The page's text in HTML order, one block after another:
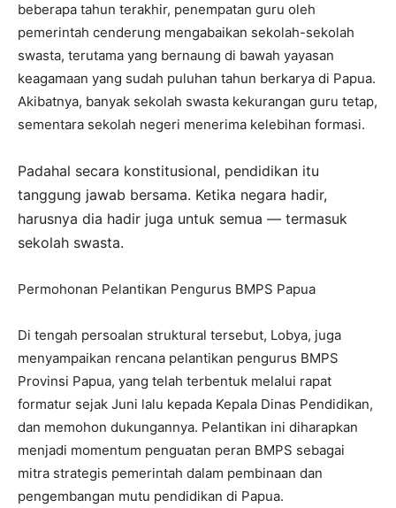
beberapa tahun terakhir, penempatan guru oleh
pemerintah cenderung mengabaikan sekolah-sekolah
swasta, terutama yang bernaung di bawah yayasan
keagamaan yang sudah puluhan tahun berkarya di Papua.
Akibatnya, banyak sekolah swasta kekurangan guru tetap,
sementara sekolah negeri menerima kelebihan formasi.
Padahal secara konstitusional, pendidikan itu
tanggung jawab bersama. Ketika negara hadir,
harusnya dia hadir juga untuk semua — termasuk
sekolah swasta.
Permohonan Pelantikan Pengurus BMPS Papua
Di tengah persoalan struktural tersebut, Lobya, juga
menyampaikan rencana pelantikan pengurus BMPS
Provinsi Papua, yang telah terbentuk melalui rapat
formatur sejak Juni lalu kepada Kepala Dinas Pendidikan,
dan memohon dukungannya. Pelantikan ini diharapkan
menjadi momentum penguatan peran BMPS sebagai
mitra strategis pemerintah dalam pembinaan dan
pengembangan mutu pendidikan di Papua.